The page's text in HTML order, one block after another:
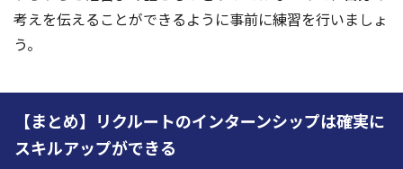
考えを伝えることができるように事前に練習を行いましょ
う。
【まとめ】リクルートのインターンシップは確実に
スキルアップができる